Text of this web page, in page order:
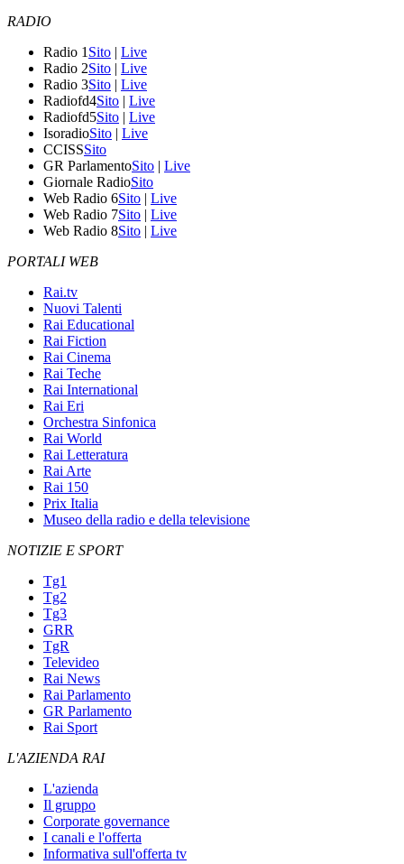
RADIO
Radio 1 Sito | Live
Radio 2Sito | Live
Radio 3Sito | Live
Radiofd4Sito | Live
Radiofd5Sito | Live
IsoradioSito | Live
CCISSSito
GR ParlamentoSito | Live
Giornale RadioSito
Web Radio 6Sito | Live
Web Radio 7Sito | Live
Web Radio 8Sito | Live
PORTALI WEB
Rai.tv
Nuovi Talenti
Rai Educational
Rai Fiction
Rai Cinema
Rai Teche
Rai International
Rai Eri
Orchestra Sinfonica
Rai World
Rai Letteratura
Rai Arte
Rai 150
Prix Italia
Museo della radio e della televisione
NOTIZIE E SPORT
Tg1
Tg2
Tg3
GRR
TgR
Televideo
Rai News
Rai Parlamento
GR Parlamento
Rai Sport
L'AZIENDA RAI
L'azienda
Il gruppo
Corporate governance
I canali e l'offerta
Informativa sull'offerta tv